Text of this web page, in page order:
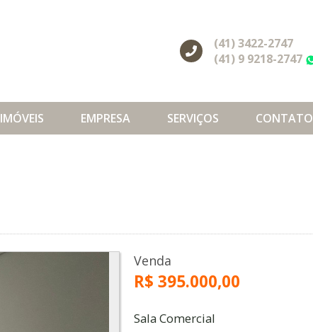
(41) 3422-2747
(41) 9 9218-2747
IMÓVEIS EMPRESA SERVIÇOS CONTATO
Venda
R$ 395.000,00
Sala Comercial